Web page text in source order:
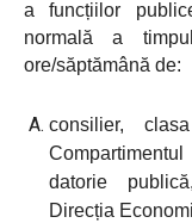
a funcțiilor
normală a
ore/săptămână de:
consilier,
datorie
Direcția